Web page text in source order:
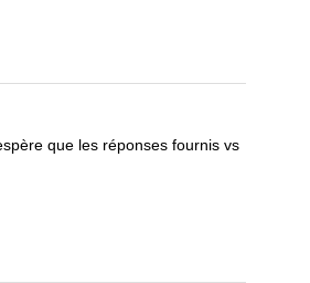
que les réponses fournis vs